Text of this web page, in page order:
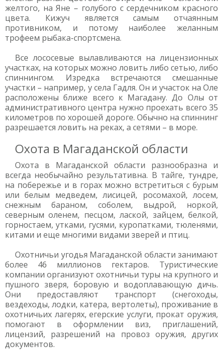
желтого, на Яне – голубого с сердечником красного
цвета. Кижуч является самым отчаянным
противником, и потому наиболее желанным
трофеем рыбака-спортсмена.
Все лососевые вылавливаются на лицензионных
участках, на которых можно ловить либо сетью, либо
спиннингом. Изредка встречаются смешанные
участки – например, у села Гадля. Он и участок на Оле
расположены ближе всего к Магадану. До Олы от
административного центра нужно проехать всего 35
километров по хорошей дороге. Обычно на спиннинг
разрешается ловить на реках, а сетями – в море.
Охота в Магаданской области
Охота в Магаданской области разнообразна и
всегда необычайно результативна. В тайге, тундре,
на побережье и в горах можно встретиться с бурым
или белым медведем, лисицей, росомахой, лосем,
снежным бараном, соболем, выдрой, норкой,
северным оленем, песцом, лаской, зайцем, белкой,
горностаем, утками, гусями, куропатками, тюленями,
китами и еще многими видами зверей и птиц.
Охотничьи угодья Магаданской области занимают
более 46 миллионов гектаров. Туристические
компании организуют охотничьи туры на крупного и
пушного зверя, боровую и водоплавающую дичь.
Они предоставляют транспорт (снегоходы,
вездеходы, лодки, катера, вертолеты), проживание в
охотничьих лагерях, егерские услуги, прокат оружия,
помогают в оформлении виз, приглашений,
лицензий, разрешений на провоз оружия, других
документов.